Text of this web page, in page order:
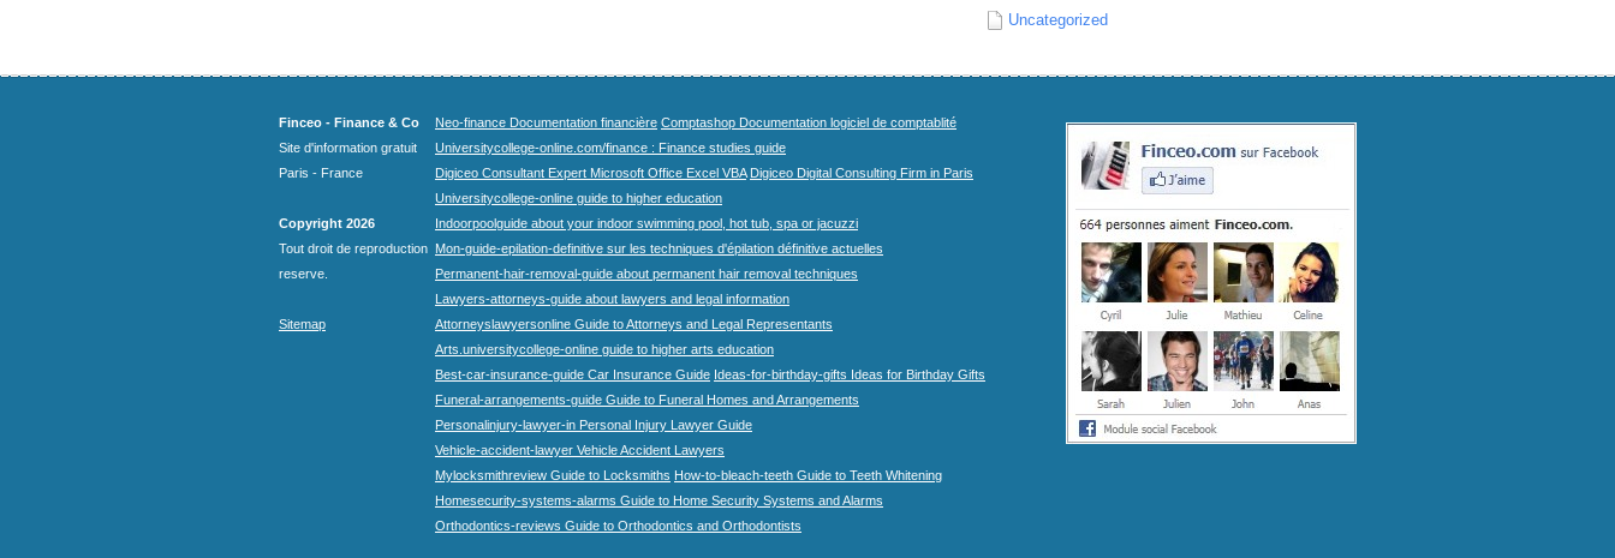
Uncategorized
Finceo - Finance & Co
Site d'information gratuit
Paris - France
Copyright 2026
Tout droit de reproduction
reserve.
Sitemap
Neo-finance Documentation financière Comptashop Documentation logiciel de comptablité
Universitycollege-online.com/finance : Finance studies guide
Digiceo Consultant Expert Microsoft Office Excel VBA Digiceo Digital Consulting Firm in Paris
Universitycollege-online guide to higher education
Indoorpoolguide about your indoor swimming pool, hot tub, spa or jacuzzi
Mon-guide-epilation-definitive sur les techniques d'épilation définitive actuelles
Permanent-hair-removal-guide about permanent hair removal techniques
Lawyers-attorneys-guide about lawyers and legal information
Attorneyslawyersonline Guide to Attorneys and Legal Representants
Arts.universitycollege-online guide to higher arts education
Best-car-insurance-guide Car Insurance Guide Ideas-for-birthday-gifts Ideas for Birthday Gifts
Funeral-arrangements-guide Guide to Funeral Homes and Arrangements
Personalinjury-lawyer-in Personal Injury Lawyer Guide
Vehicle-accident-lawyer Vehicle Accident Lawyers
Mylocksmithreview Guide to Locksmiths How-to-bleach-teeth Guide to Teeth Whitening
Homesecurity-systems-alarms Guide to Home Security Systems and Alarms
Orthodontics-reviews Guide to Orthodontics and Orthodontists